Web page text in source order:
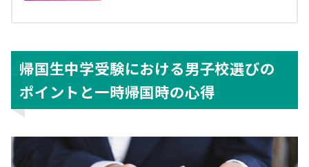
帰国生中学受験における男子校選びの
ポイントと一時帰国時の心得